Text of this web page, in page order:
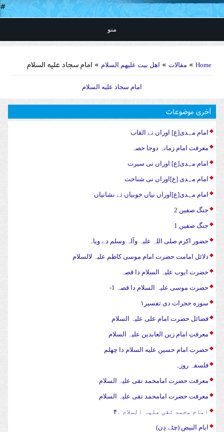
#
منو
Home
» مقالات » اهل بیت علیهم السلام » امام سجاد علیه‌ السلام
امام سجاد علیه‌ السلام
آخری موضوعات
امام مہدی[ع] اوراں نے القاب
معرفت امام زمانہ دوجا حصہ
امام مہدی[ع] اوراں نی سیرت
امام مہدی [ع]اوراں نی شناخت
امام مہدی[ع]اوراں نیاں خوبیاں تے نشانیاں
جنگ صفین 2
جنگ صفین 1
حضور اکرم صلی اللہ علیہ وآلہ وسلم دے ویاہ
دلائل امامت حضرت امام موسی کاظم علیہ لالسلام
حضرت ایوب علیہ السلام دا قصہ
حضرت موسی علیہ السلام دا قصہ 1-
سوره حجرات دی تفسیر۱
فضائل حضرت امام علی علیہ السلام
معرفتِ امام زین العابدین علیہ السلام
حضرت امام حسین علیه السلام دا چهلم
فلسفہ روزہ
معرفت حضرت امامحمد تقی علیہ السلام
معرفت حضرت امامحمد تقی علیہ السلام
امام محمد تقی علیہ السلام ۔۴
ایام البیض (چٹے دِن)